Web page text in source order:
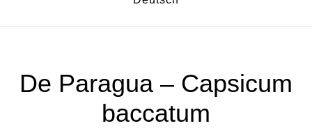
De Paragua – Capsicum
baccatum